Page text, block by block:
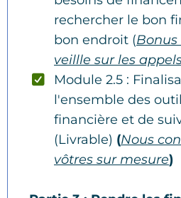
rechercher le bon
bon endroit (Bonus
veillle sur les
Module 2.5 :
l'ensemble des
financière et de
(Livrable) (Nous
vôtres sur mesure)